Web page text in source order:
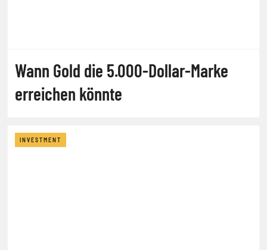
Wann Gold die 5.000-Dollar-Marke
erreichen könnte
INVESTMENT